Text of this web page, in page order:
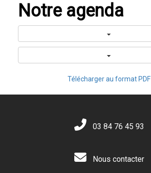
Notre agenda
Télécharger au format PDF
03 84 76 45 93
Nous contacter